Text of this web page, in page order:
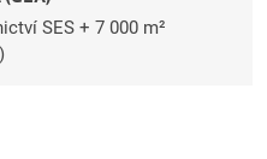
SES + 7 000 m²